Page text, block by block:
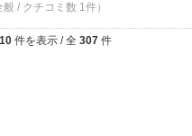
/ クチコミ数 1件）
件を表示 / 全 307 件